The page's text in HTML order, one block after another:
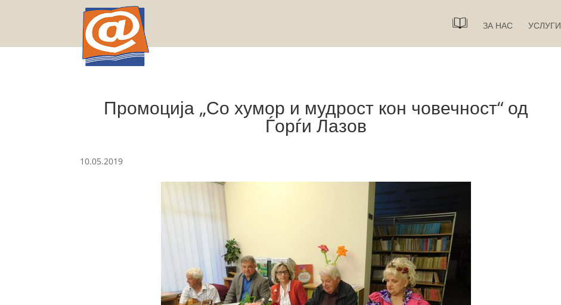
ЗА НАС УСЛУГИ
Промоција „Со хумор и мудрост кон човечност“ од
Ѓорѓи Лазов
10.05.2019